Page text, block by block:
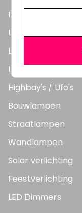
Inbouwspots
LED Lampen
LED TL Buizen
LED Panelen
Highbay's / Ufo's
Bouwlampen
Straatlampen
Wandlampen
Solar verlichting
Feestverlichting
LED Dimmers